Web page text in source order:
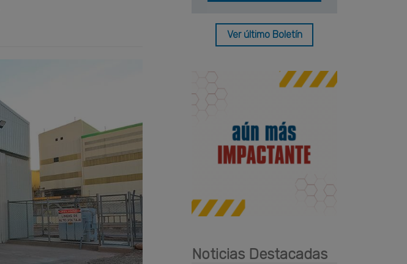
Ver último Boletín
Noticias Destacadas